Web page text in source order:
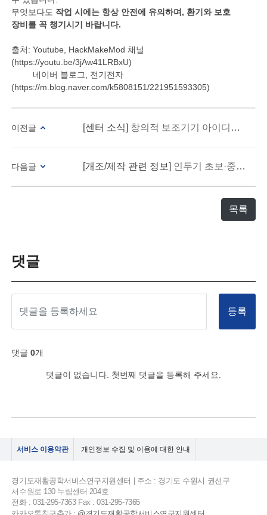
무엇보다도 작업 시에는 항상 안전에 유의하며, 환기와 보호
장비를 꼭 챙기시기 바랍니다.
출처: Youtube, HackMakeMod 채널
(https://youtu.be/3jAw41LRBxU)
네이버 블로그, 전기전자
(https://m.blog.naver.com/k5808151/221951593305)
이전글 [센터 소식] 창의적 보조기기 아이디어 한자리에... ‘2025 보조기기 아이디어 공모전’ 11월 시상식 개최 예정
다음글 [개조/제작 관련 정보] 인두기 초보·중급자를 위한 필수 준비물 10가지
목록
댓글
등록
댓글0개
댓글이 없습니다. 첫번째 댓글을 등록해 주세요.
서비스 이용약관 개인정보 수집 및 이용에 대한 안내
경기도재활공학서비스연구지원센터 | 주소 : 경기도 수원시 권선구
서수원로 130 누림센터 204호
전화 : 031-295-7363 Fax : 031-295-7365